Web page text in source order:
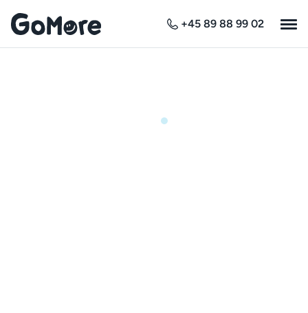
+45 89 88 99 02